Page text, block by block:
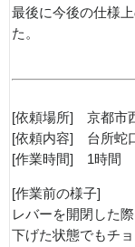
最後に今後の仕様
た。
[依頼場所] 京都市
[依頼内容] 台所蛇
[作業時間] 1時間
[作業前の様子]
レバーを開閉した際
下げた状態でもチ